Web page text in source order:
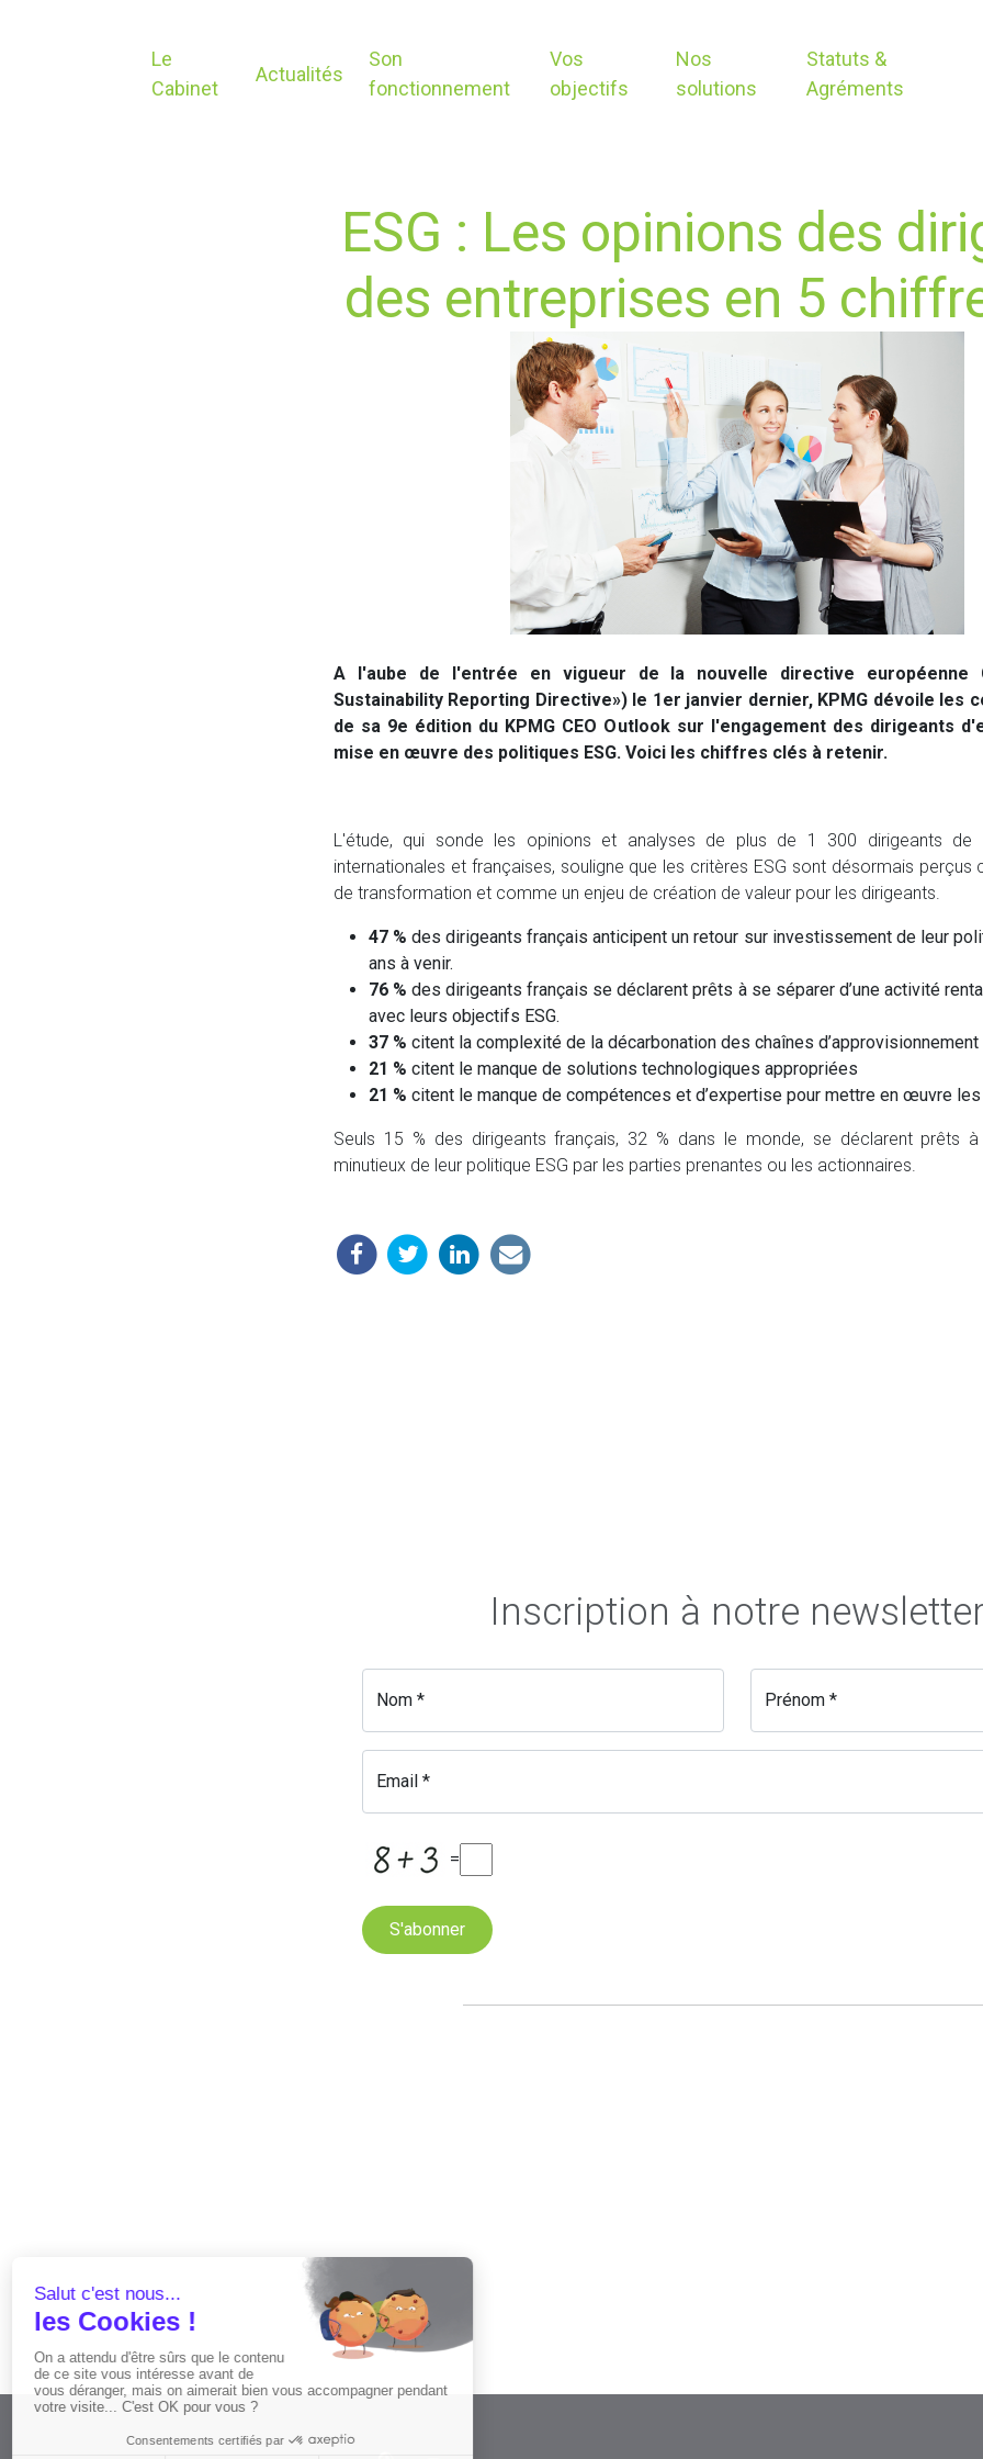
Le
Cabinet
Actualités
Son
fonctionnement
Vos
objectifs
Nos
solutions
Statuts &
Agréments
ESG : Les opinions des
des entreprises en 5
A l'aube de l'entrée en vigueur de la nouvelle directive européenne
Sustainability Reporting Directive») le 1er janvier dernier, KPMG dévoile les
de sa 9e édition du KPMG CEO Outlook sur l'engagement des dirigeants
mise en œuvre des politiques ESG. Voici les chiffres clés à retenir.
L'étude, qui sonde les opinions et analyses de plus de 1 300 dirigeants de
internationales et françaises, souligne que les critères ESG sont désormais perçus
de transformation et comme un enjeu de création de valeur pour les dirigeants.
47 %des dirigeants français anticipent un retour sur investissement de leur
ans à venir.
76 % des dirigeants français se déclarent prêts à se séparer d’une activité
avec leurs objectifs ESG.
37 % citent la complexité de la décarbonation des chaînes d’approvisionnement
21 % citent le manque de solutions technologiques appropriées
21 % citent le manque de compétences et d’expertise pour mettre en œuvre
Seuls 15 % des dirigeants français, 32 % dans le monde, se déclarent prêts à
minutieux de leur politique ESG par les parties prenantes ou les actionnaires.
Inscription à notre
Nom * Prénom *
Email *
=
S'abonner